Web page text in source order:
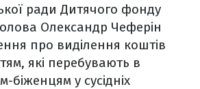
ради Дитячого фонду
Олександр Чеферін
про виділення коштів
які перебувають в
біженцям у сусідніх